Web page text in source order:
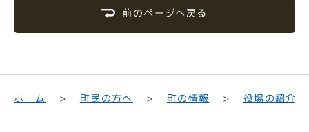
前のページへ戻る
ホーム 町民の方へ 町の情報 役場の紹介